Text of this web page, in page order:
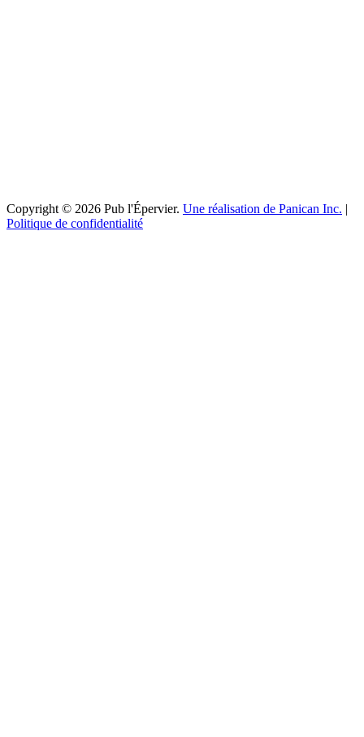
Copyright © 2026 Pub l'Épervier. Une réalisation de Panican Inc. |
Politique de confidentialité